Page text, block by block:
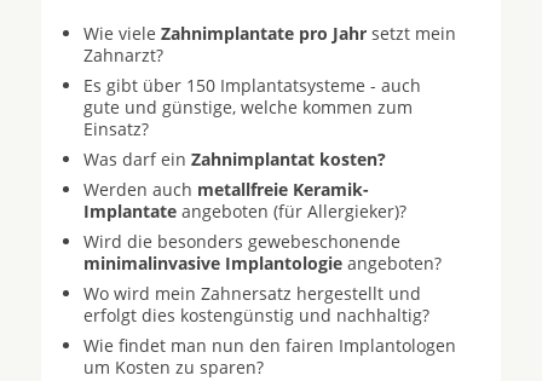
Wie viele Zahnimplantate pro Jahr setzt mein
Zahnarzt?
Es gibt über 150 Implantatsysteme - auch
gute und günstige, welche kommen zum
Einsatz?
Was darf ein Zahnimplantat kosten?
Werden auch metallfreie Keramik-
Implantate angeboten (für Allergieker)?
Wird die besonders gewebeschonende
minimalinvasive Implantologie angeboten?
Wo wird mein Zahnersatz hergestellt und
erfolgt dies kostengünstig und nachhaltig?
Wie findet man nun den fairen Implantologen
um Kosten zu sparen?